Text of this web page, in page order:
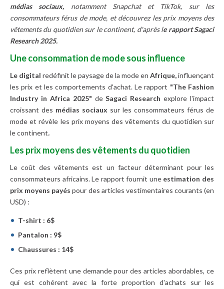
médias sociaux, notamment Snapchat et TikTok, sur les
consommateurs férus de mode, et découvrez les prix moyens des
vêtements du quotidien sur le continent, d'après le rapport Sagaci
Research 2025.
Une consommation de mode sous influence
Le digital redéfinit le paysage de la mode en Afrique,influençant
les prix et les comportements d'achat. Le rapport "The Fashion
Industry in Africa 2025" deSagaci Research explore l'impact
croissant des médias sociaux sur les consommateurs férus de
mode et révèle les prix moyens des vêtements du quotidien sur
le continent.
Les prix moyens des vêtements du quotidien
Le coût des vêtements est un facteur déterminant pour les
consommateurs africains. Le rapport fournit une estimation des
prix moyens payés pour des articles vestimentaires courants (en
USD) :
T-shirt : 6$
Pantalon : 9$
Chaussures : 14$
Ces prix reflètent une demande pour des articles abordables, ce
qui est cohérent avec la forte proportion d'achats sur les